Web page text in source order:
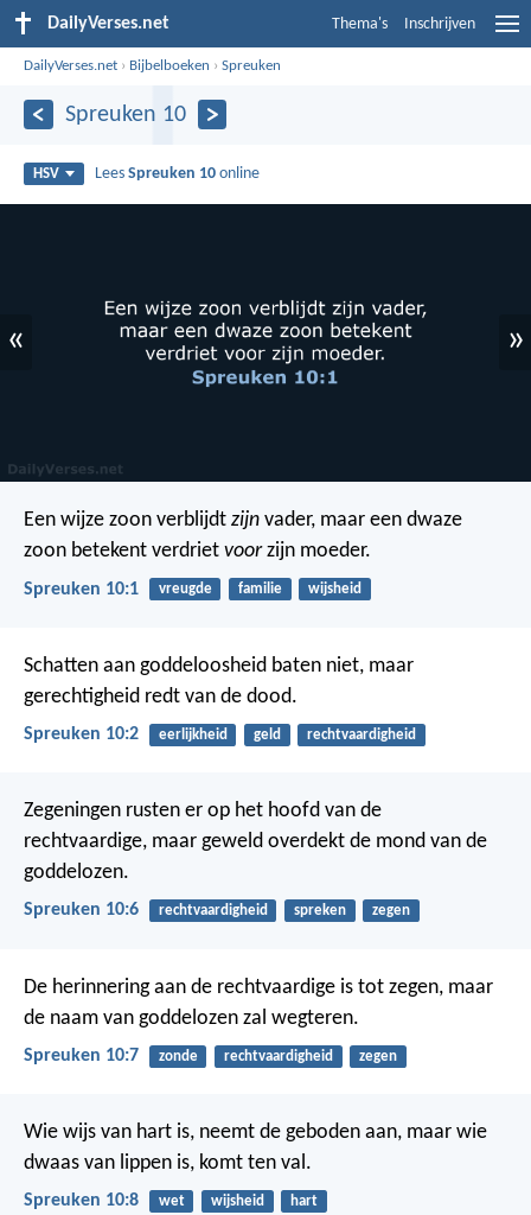
DailyVerses.net Thema's Inschrijven
DailyVerses.net › Bijbelboeken ›Spreuken
Spreuken 10
HSV LeesSpreuken 10 online
« »
Een wijze zoon verblijdt zijn vader, maar een dwaze
zoon betekent verdriet voorzijn moeder.
Spreuken 10:1 vreugde familie wijsheid
Schatten aan goddeloosheid baten niet, maar
gerechtigheid redt van de dood.
Spreuken 10:2 eerlijkheid geld rechtvaardigheid
Zegeningen rusten er op het hoofd van de
rechtvaardige, maar geweld overdekt de mond van de
goddelozen.
Spreuken 10:6 rechtvaardigheid spreken zegen
De herinnering aan de rechtvaardige is tot zegen, maar
de naam van goddelozen zal wegteren.
Spreuken 10:7 zonde rechtvaardigheid zegen
Wie wijs van hart is, neemt de geboden aan, maar wie
dwaas van lippen is, komt ten val.
Spreuken 10:8 wet wijsheid hart